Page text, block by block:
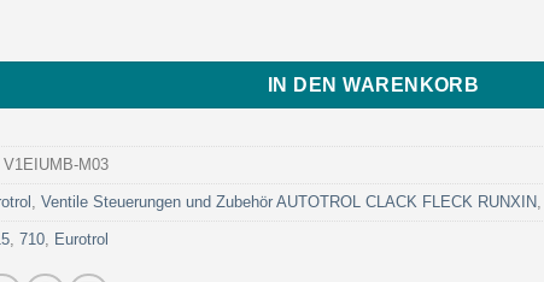
UP M I-B W/MIXING VALVE (Art. V1EIUMB-M03 - Eurotrol) Menge
IN DEN WARENKORB
V1EIUMB-M03
,Ventile Steuerungen und Zubehör AUTOTROL CLACK FLECK RUNXIN
,710 Eurotrol